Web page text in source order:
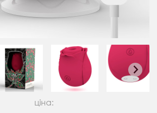
ціна: